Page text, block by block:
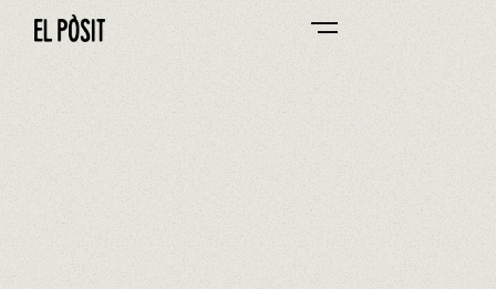
Si et sobra, emporta't-ho a casa
ACCEDIR A CARTA DE PLATS